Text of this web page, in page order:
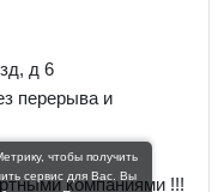
д 6
перерыва и
компаниями !!!
чтобы получить
сервис для Вас. Вы